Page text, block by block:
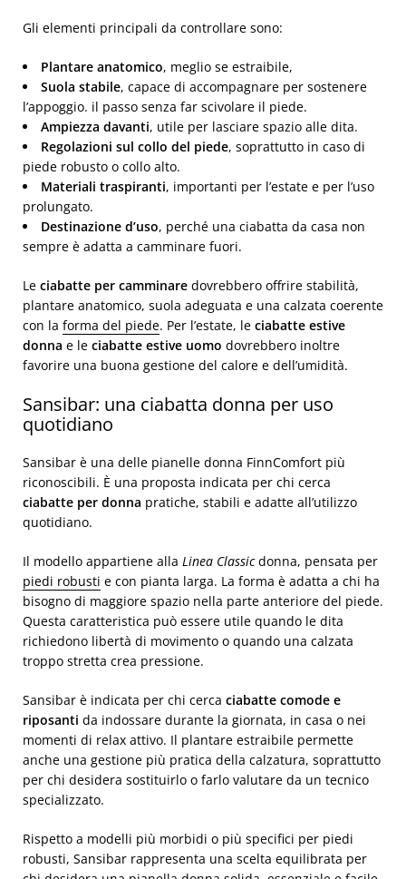
Gli elementi principali da controllare sono:
Plantare anatomico, meglio se estraibile,
Suola stabile, capace di accompagnare per sostenere
l’appoggio. il passo senza far scivolare il piede.
Ampiezza davanti, utile per lasciare spazio alle dita.
Regolazioni sul collo del piede, soprattutto in caso di
piede robusto o collo alto.
Materiali traspiranti, importanti per l’estate e per l’uso
prolungato.
Destinazione d’uso, perché una ciabatta da casa non
sempre è adatta a camminare fuori.
Le ciabatte per camminare dovrebbero offrire stabilità,
plantare anatomico, suola adeguata e una calzata coerente
con la forma del piede. Per l’estate, le ciabatte estive
donna e le ciabatte estive uomo dovrebbero inoltre
favorire una buona gestione del calore e dell’umidità.
Sansibar: una ciabatta donna per uso
quotidiano
Sansibar è una delle pianelle donna FinnComfort più
riconoscibili. È una proposta indicata per chi cerca
ciabatte per donna pratiche, stabili e adatte all’utilizzo
quotidiano.
Il modello appartiene alla Linea Classicdonna, pensata per
piedi robusti e con pianta larga. La forma è adatta a chi ha
bisogno di maggiore spazio nella parte anteriore del piede.
Questa caratteristica può essere utile quando le dita
richiedono libertà di movimento o quando una calzata
troppo stretta crea pressione.
Sansibar è indicata per chi cerca ciabatte comode e
riposanti da indossare durante la giornata, in casa o nei
momenti di relax attivo. Il plantare estraibile permette
anche una gestione più pratica della calzatura, soprattutto
per chi desidera sostituirlo o farlo valutare da un tecnico
specializzato.
Rispetto a modelli più morbidi o più specifici per piedi
robusti, Sansibar rappresenta una scelta equilibrata per